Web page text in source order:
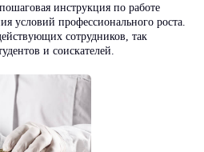
инструкция по работе
условий профессионального роста.
сотрудников, так
и соискателей.